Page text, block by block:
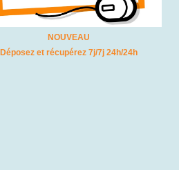
NOUVEAU
Déposez et récupérez 7j/7j 24h/24h